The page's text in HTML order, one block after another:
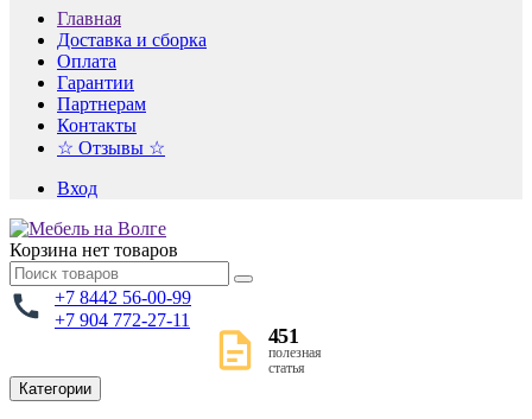
Главная
Доставка и сборка
Оплата
Гарантии
Партнерам
Контакты
☆ Отзывы ☆
Вход
Корзина нет товаров
+7 8442 56-00-99
+7 904 772-27-11
451
полезная
статья
Категории